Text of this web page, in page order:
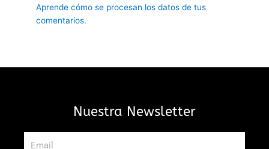
Aprende cómo se procesan los datos de tus
comentarios.
Nuestra Newsletter